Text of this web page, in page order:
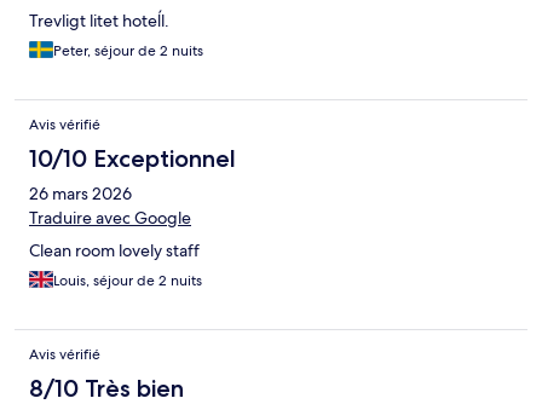
Trevligt litet hoteĺl.
Peter, séjour de 2 nuits
Avis vérifié
10/10 Exceptionnel
26 mars 2026
Traduire avec Google
Clean room lovely staff
Louis, séjour de 2 nuits
Avis vérifié
8/10 Très bien